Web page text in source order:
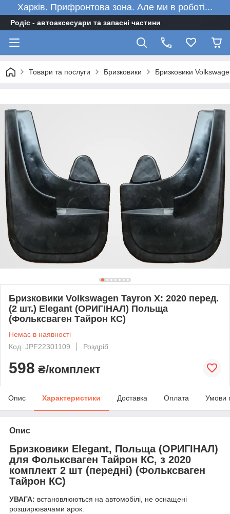
Харків. Прифронтова зона. Але ми в роботі...
Родіс - автоаксесуари та запасні частини
Товари та послуги Бризковики Бризковики
Бризковики Volkswagen Tayron X: 2020 перед.
(2 шт.) Elegant (ОРИГІНАЛ) Польща
(Фольксваген Тайрон КС)
Немає в наявності
Код: JPF22301109
Роздріб
598 ₴/комплект
Опис Характеристики Доставка Оплата Умови
Опис
Бризковики Elegant, Польща (ОРИГІНАЛ)
для Фольксваген Тайрон КС, з 2020
комплект 2 шт (передні) (Фольксваген
Тайрон КС)
УВАГА: встановлюються на автомобілі, не оснащені
розширювачами арок.